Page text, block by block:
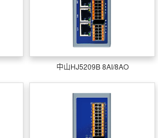
中山HJ5209B 8AI/8AO